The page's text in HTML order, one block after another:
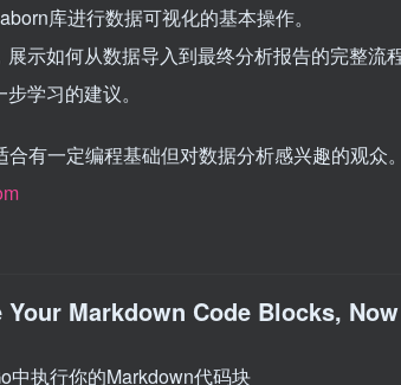
库进行数据可视化的基本操作。
示如何从数据导入到最终分析报告的完整流程
学习的建议。
有一定编程基础但对数据分析感兴趣的观众。
Your Markdown Code Blocks,
中执行你的Markdown代码块